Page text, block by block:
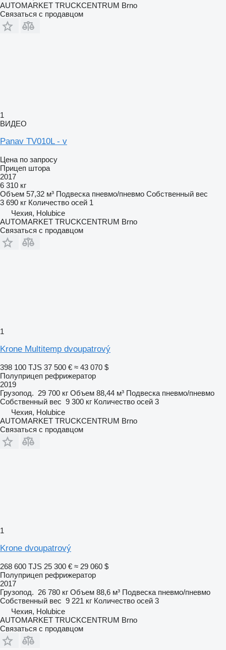
AUTOMARKET TRUCKCENTRUM Brno
Связаться с продавцом
1
ВИДЕО
Panav TV010L - v
Цена по запросу
Прицеп штора
2017
6 310 кг
Объем 57,32 м³ Подвеска пневмо/пневмо Собственный вес
3 690 кг Количество осей 1
Чехия, Holubice
AUTOMARKET TRUCKCENTRUM Brno
Связаться с продавцом
1
Krone Multitemp dvoupatrový
398 100 TJS 37 500 € ≈ 43 070 $
Полуприцеп рефрижератор
2019
Грузопод. 29 700 кг Объем 88,44 м³ Подвеска пневмо/пневмо
Собственный вес 9 300 кг Количество осей 3
Чехия, Holubice
AUTOMARKET TRUCKCENTRUM Brno
Связаться с продавцом
1
Krone dvoupatrový
268 600 TJS 25 300 € ≈ 29 060 $
Полуприцеп рефрижератор
2017
Грузопод. 26 780 кг Объем 88,6 м³ Подвеска пневмо/пневмо
Собственный вес 9 221 кг Количество осей 3
Чехия, Holubice
AUTOMARKET TRUCKCENTRUM Brno
Связаться с продавцом